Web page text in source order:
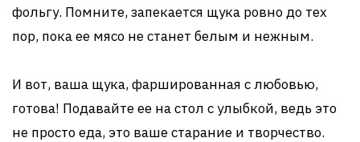
фольгу. Помните, запекается щука ровно до тех
пор, пока ее мясо не станет белым и нежным.
И вот, ваша щука, фаршированная с любовью,
готова! Подавайте ее на стол с улыбкой, ведь это
не просто еда, это ваше старание и творчество.